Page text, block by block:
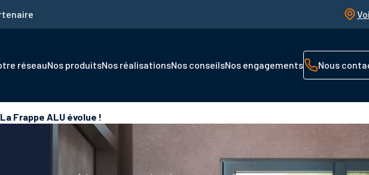
réseauNos produitsNos réalisationsNos conseilsNos engagements Nous
La Frappe ALU évolue !